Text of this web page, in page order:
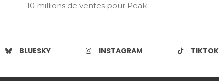
10 millions de ventes pour Peak
BLUESKY INSTAGRAM TIKTOK